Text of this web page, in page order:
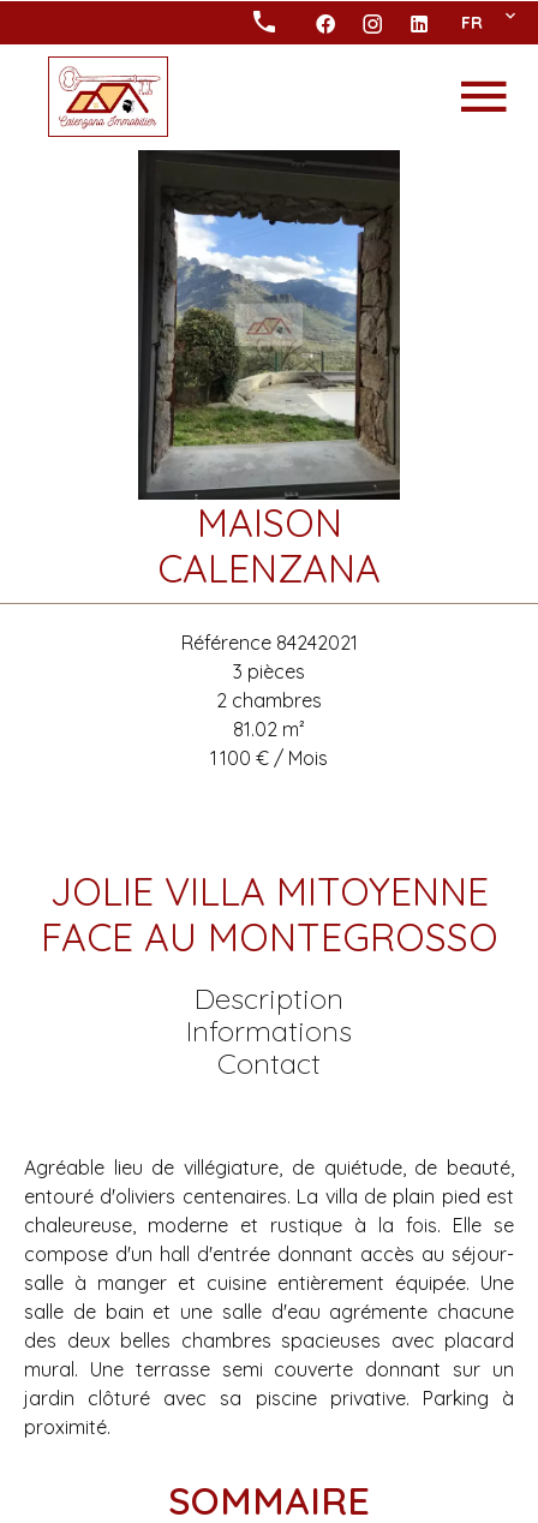
FR
MAISON
CALENZANA
Référence84242021
3 pièces
2 chambres
81.02 m²
1 100 € / Mois
JOLIE VILLA MITOYENNE
FACE AU MONTEGROSSO
Description
Informations
Contact
Agréable lieu de villégiature, de quiétude, de beauté,
entouré d'oliviers centenaires. La villa de plain pied est
chaleureuse, moderne et rustique à la fois. Elle se
compose d'un hall d'entrée donnant accès au séjour-
salle à manger et cuisine entièrement équipée. Une
salle de bain et une salle d'eau agrémente chacune
des deux belles chambres spacieuses avec placard
mural. Une terrasse semi couverte donnant sur un
jardin clôturé avec sa piscine privative. Parking à
proximité.
SOMMAIRE